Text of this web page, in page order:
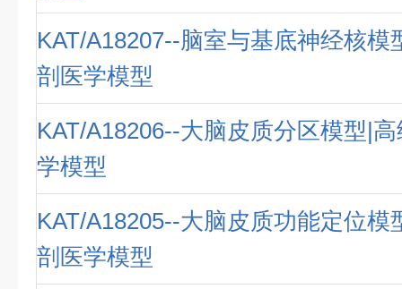
KAT/A18207--脑室与基底神经核模
剖医学模型
KAT/A18206--大脑皮质分区模型|
学模型
KAT/A18205--大脑皮质功能定位模
剖医学模型